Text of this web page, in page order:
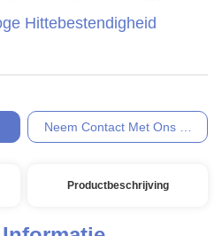
Hittebestendigheid
Neem Contact Met Ons Op
Productbeschrijving